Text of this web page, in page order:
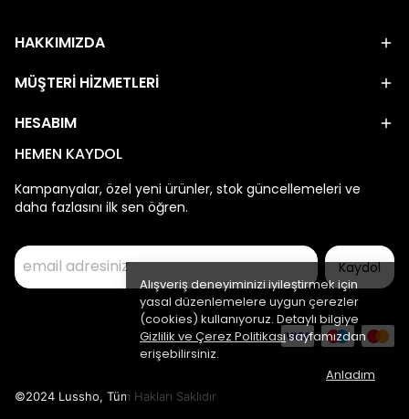
Alışveriş deneyiminizi iyileştirmek için
yasal düzenlemelere uygun çerezler
(cookies) kullanıyoruz. Detaylı bilgiye
Gizlilik ve Çerez Politikasısayfamızdan
erişebilirsiniz.
Anladım
HAKKIMIZDA
MÜŞTERİ HİZMETLERİ
HESABIM
HEMEN KAYDOL
Kampanyalar, özel yeni ürünler, stok güncellemeleri ve
daha fazlasını ilk sen öğren.
Kaydol
©2024 Lussho, Tüm Hakları Saklıdır